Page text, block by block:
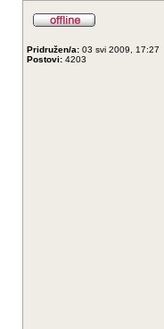
Pridružen/a: 03 svi 2009, 17:27
Postovi: 4203